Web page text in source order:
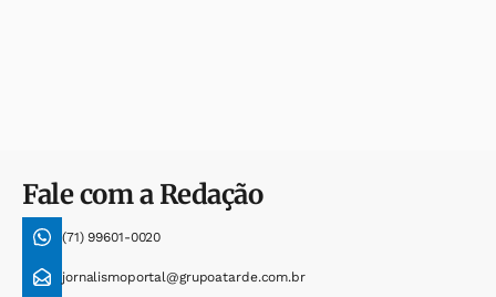
Fale com a Redação
(71) 99601-0020
jornalismoportal@grupoatarde.com.br